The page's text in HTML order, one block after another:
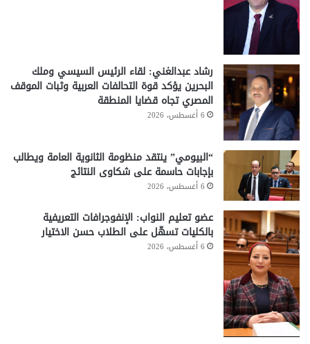
رشاد عبدالغني: لقاء الرئيس السيسي وملك
البحرين يؤكد قوة التحالفات العربية وثبات الموقف
المصري تجاه قضايا المنطقة
6 أغسطس، 2026
“البيومي” ينتقد منظومة الثانوية العامة ويطالب
بإجابات حاسمة على شكاوى النتائج
6 أغسطس، 2026
عضو تعليم النواب: الإنفوجرافات التعريفية
بالكليات تسهّل على الطلاب حسن الاختيار
6 أغسطس، 2026